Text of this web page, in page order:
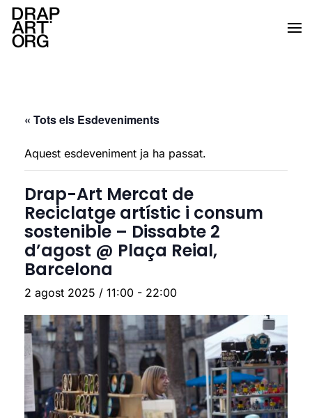
Skip to main content
« Tots els Esdeveniments
Aquest esdeveniment ja ha passat.
Drap-Art Mercat de
Reciclatge artístic i consum
sostenible – Dissabte 2
d’agost @ Plaça Reial,
Barcelona
2 agost 2025 / 11:00 - 22:00